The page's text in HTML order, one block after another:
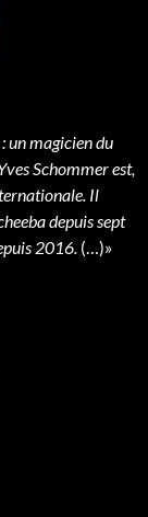
un magicien du
Schommer est,
Il
depuis sept
2016. (…)»